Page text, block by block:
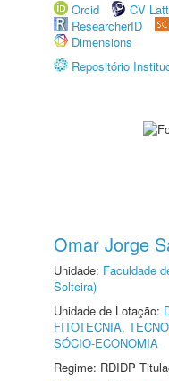
Orcid
CV
ResearcherID
Dimensions
Repositório
Omar Jorge
Unidade: Faculdade
Solteira)
Unidade de Lotação:
FITOTECNIA,
SÓCIO-ECONOMIA
Regime: RDIDP